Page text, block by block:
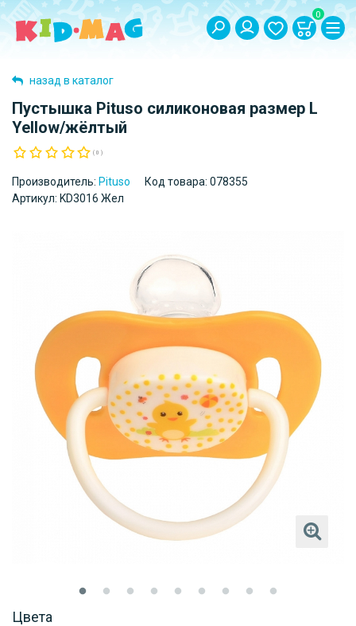
0
назад в каталог
Пустышка Pituso силиконовая размер L
Yellow/жёлтый
( 0 )
Производитель: Pituso Код товара: 078355
Артикул: KD3016 Жел
Цвета